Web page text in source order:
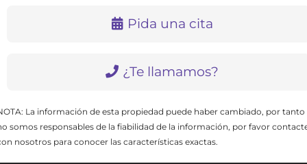
Pida una cita
¿Te llamamos?
La información de esta propiedad puede haber cambiado, por tanto
somos responsables de la fiabilidad de la información, por favor
nosotros para conocer las características exactas.